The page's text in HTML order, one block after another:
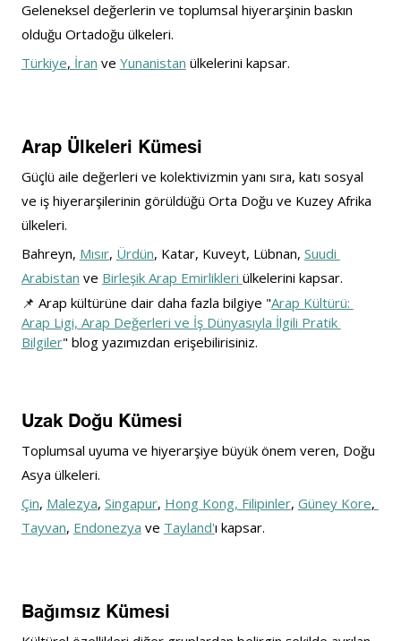
Geleneksel değerlerin ve toplumsal hiyerarşinin baskın
olduğu Ortadoğu ülkeleri.
Türkiye, İran ve Yunanistan ülkelerini kapsar.
Arap Ülkeleri Kümesi
Güçlü aile değerleri ve kolektivizmin yanı sıra, katı sosyal
ve iş hiyerarşilerinin görüldüğü Orta Doğu ve Kuzey Afrika
ülkeleri.
Bahreyn, Mısır, Ürdün, Katar, Kuveyt, Lübnan, Suudi
Arabistan ve Birleşik Arap Emirlikleri ülkelerini kapsar.
📌 Arap kültürüne dair daha fazla bilgiye "Arap Kültürü:
Arap Ligi, Arap Değerleri ve İş Dünyasıyla İlgili Pratik
Bilgiler" blog yazımızdan erişebilirisiniz.
Uzak Doğu Kümesi
Toplumsal uyuma ve hiyerarşiye büyük önem veren, Doğu
Asya ülkeleri.
Çin, Malezya, Singapur, Hong Kong, Filipinler, Güney Kore,
Tayvan, Endonezya ve Tayland'ı kapsar.
Bağımsız Kümesi